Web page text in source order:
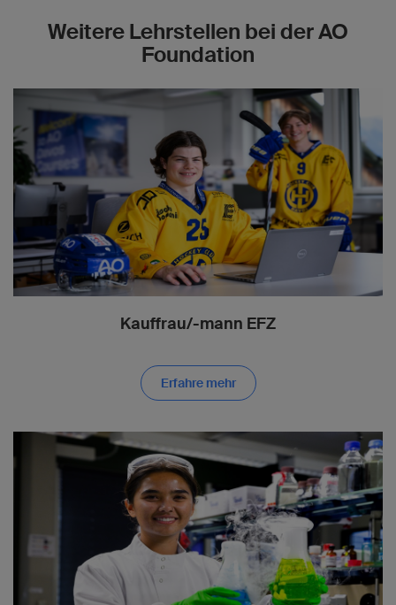
Weitere Lehrstellen bei der AO
Foundation
Kauffrau/-mann EFZ
Erfahre mehr